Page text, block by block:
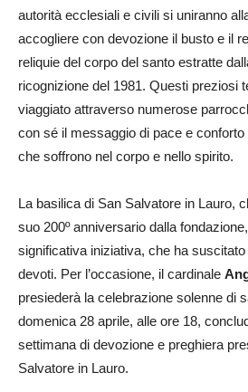
autorità ecclesiali e civili si uniranno
accogliere con devozione il busto e il
reliquie del corpo del santo estratte
ricognizione del 1981. Questi preziosi
viaggiato attraverso numerose
con sé il messaggio di pace e conforto
che soffrono nel corpo e nello spirito.
La basilica di San Salvatore in Lauro,
suo 200º anniversario dalla
significativa iniziativa, che ha suscitato
devoti. Per l’occasione, il cardinale
presiederà la celebrazione solenne di
domenica 28 aprile, alle ore 18,
settimana di devozione e preghiera
Salvatore in Lauro.